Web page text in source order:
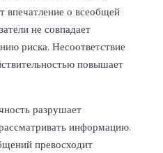
впечатление о всеобщей
не совпадает
риска. Несоответствие
повышает
разрушает
информацию.
превосходит